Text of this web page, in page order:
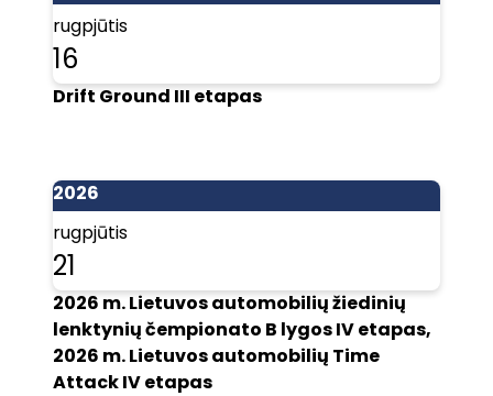
rugpjūtis
16
Drift Ground III etapas
2026
rugpjūtis
21
2026 m. Lietuvos automobilių žiedinių
lenktynių čempionato B lygos IV etapas,
2026 m. Lietuvos automobilių Time
Attack IV etapas